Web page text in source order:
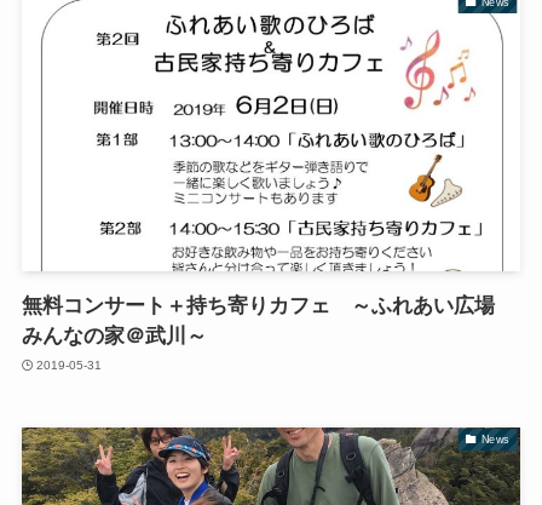
無料コンサート＋持ち寄りカフェ ～ふれあい広場
みんなの家＠武川～
2019-05-31
News